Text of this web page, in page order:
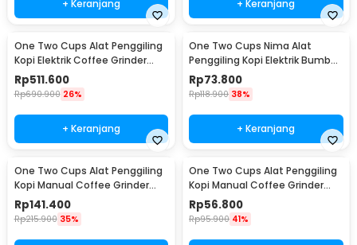
+ Keranjang + Keranjang
One Two Cups Alat Penggiling
Kopi Elektrik Coffee Grinder
Adjustable - 600N
Rp511.600
Rp690.900 26%
+ Keranjang
One Two Cups Nima Alat
Penggiling Kopi Elektrik Bumbu
Coffee Grinder - NM-8300
Rp73.800
Rp118.900 38%
+ Keranjang
One Two Cups Alat Penggiling
Kopi Manual Coffee Grinder
Wood 30g - CW85532
Rp141.400
Rp215.900 35%
One Two Cups Alat Penggiling
Kopi Manual Coffee Grinder
160ml - CF012
Rp56.800
Rp95.900 41%